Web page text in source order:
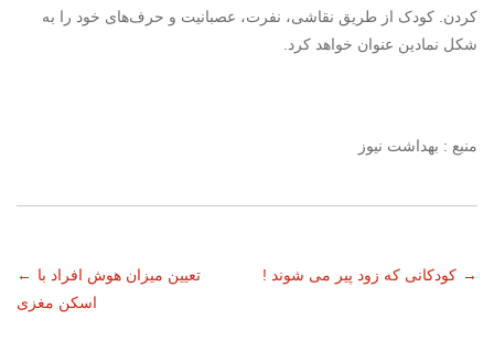
کردن. کودک از طریق نقاشی، نفرت، عصبانیت و حرف‌های خود را به
شکل نمادین عنوان خواهد کرد.
منبع : بهداشت نیوز
ناوبری
← تعیین میزان هوش افراد با
اسکن مغزی
کودکانی که زود پیر می شوند ! →